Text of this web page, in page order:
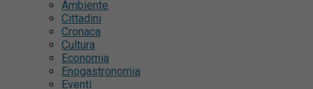
Ambiente
Cittadini
Cronaca
Cultura
Economia
Enogastronomia
Eventi